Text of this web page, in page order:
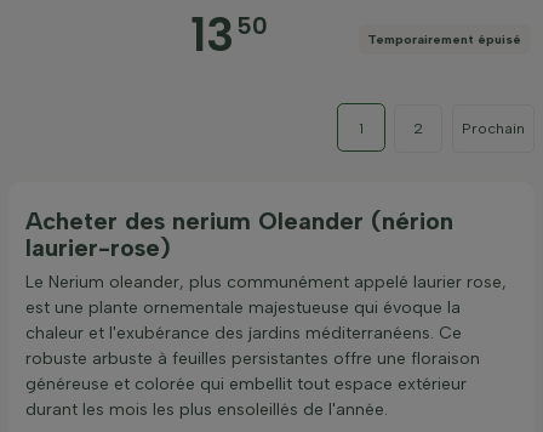
13 50 Temporairement épuisé
1 2 Prochain
Acheter des nerium Oleander (nérion
laurier-rose)
Le Nerium oleander, plus communément appelé laurier rose,
est une plante ornementale majestueuse qui évoque la
chaleur et l'exubérance des jardins méditerranéens. Ce
robuste arbuste à feuilles persistantes offre une floraison
généreuse et colorée qui embellit tout espace extérieur
durant les mois les plus ensoleillés de l'année.